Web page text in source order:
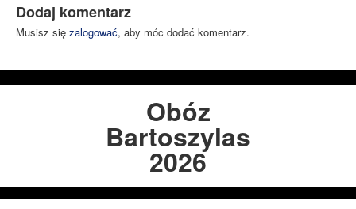
Dodaj komentarz
Musisz się zalogować, aby móc dodać komentarz.
Obóz
Bartoszylas
2026